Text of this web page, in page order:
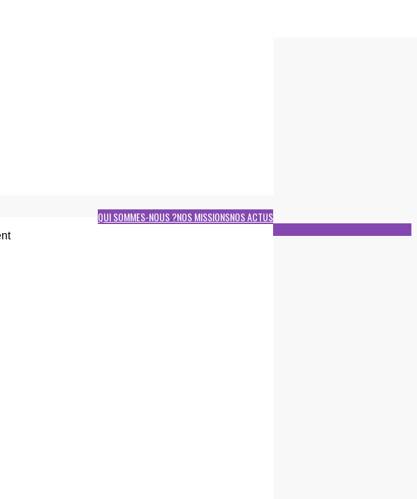
NOS ACTUS
NOS MISSIONS
QUI SOMMES-NOUS ?